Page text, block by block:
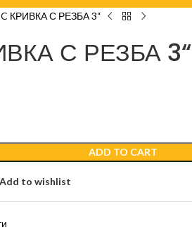
КРИВКА С РЕЗБА 3“
С РЕЗБА 3“
ADD TO CART
Add to wishlist